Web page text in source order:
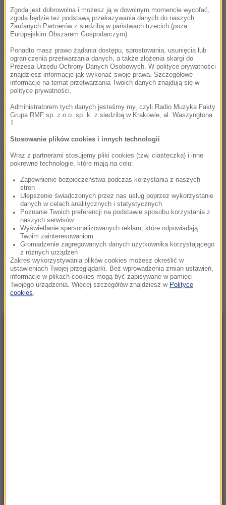
Kierowcy i pasażerowi busa, którzy siedzieli na
przednich fotelach nic się nie stało. Zginęło dwóch
siedzących tuż za nimi mężczyzn, a kolejnych dwóch
jest rannych.
(abs)
Źródło: RMF FM
Tagi:
NAJWAŻNIEJSZE FAKTY
Wielki i wydrukowany w 3D.
warszawskim zoo
Pogrzeb Andrzeja
Morozowskiego 14
sierpnia. Gdzie spocznie?
Świętokrzyskie: Konar
spadł na pielgrzymów w
czasie burzy
Zgoda jest dobrowolna i możesz ją w dowolnym momencie wycofać,
zgoda będzie też podstawą przekazywania danych do naszych
Zaufanych Partnerów z siedzibą w państwach trzecich (poza
Europejskim Obszarem Gospodarczym).
Ponadto masz prawo żądania dostępu, sprostowania, usunięcia lub
ograniczenia przetwarzania danych, a także złożenia skargi do
Prezesa Urzędu Ochrony Danych Osobowych. W polityce prywatności
znajdziesz informacje jak wykonać swoje prawa. Szczegółowe
informacje na temat przetwarzania Twoich danych znajdują się w
polityce prywatności.
Administratorem tych danych jesteśmy my, czyli Radio Muzyka Fakty
Grupa RMF sp. z o.o. sp. k. z siedzibą w Krakowie, al. Waszyngtona
1.
Stosowanie plików cookies i innych technologii
Wraz z partnerami stosujemy pliki cookies (tzw. ciasteczka) i inne
pokrewne technologie, które mają na celu:
Zapewnienie bezpieczeństwa podczas korzystania z naszych
stron
Ulepszenie świadczonych przez nas usług poprzez wykorzystanie
danych w celach analitycznych i statystycznych
Poznanie Twoich preferencji na podstawie sposobu korzystania z
naszych serwisów
Wyświetlanie spersonalizowanych reklam, które odpowiadają
Twoim zainteresowaniom
Gromadzenie zagregowanych danych użytkownika korzystającego
z różnych urządzeń
Zakres wykorzystywania plików cookies możesz określić w
ustawieniach Twojej przeglądarki. Bez wprowadzenia zmian ustawień,
informacje w plikach cookies mogą być zapisywane w pamięci
Twojego urządzenia. Więcej szczegółów znajdziesz w Polityce
cookies.